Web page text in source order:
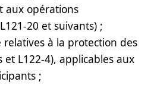
aux opérations
20 et suivants) ;
à la protection des
L122-4), applicables aux
;